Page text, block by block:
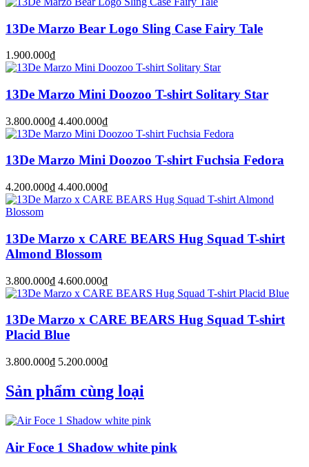
13De Marzo Bear Logo Sling Case Fairy Tale
1.900.000₫
13De Marzo Mini Doozoo T-shirt Solitary Star
3.800.000₫ 4.400.000₫
13De Marzo Mini Doozoo T-shirt Fuchsia Fedora
4.200.000₫ 4.400.000₫
13De Marzo x CARE BEARS Hug Squad T-shirt
Almond Blossom
3.800.000₫ 4.600.000₫
13De Marzo x CARE BEARS Hug Squad T-shirt
Placid Blue
3.800.000₫ 5.200.000₫
Sản phẩm cùng loại
Air Foce 1 Shadow white pink